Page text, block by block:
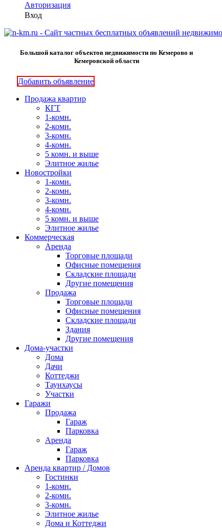
Авторизация
Вход
Большой каталог объектов недвижимости по Кемерово и
Кемеровской области
Добавить объявление
Продажа квартир
КГТ
1-комн.
2-комн.
3-комн.
4-комн.
5 комн. и выше
Элитное жилье
Новостройки
1-комн.
2-комн.
3-комн.
4-комн.
5 комн. и выше
Элитное жилье
Коммерческая
Аренда
Торговые площади
Офисные помещения
Складские площади
Другие помещения
Продажа
Торговые площади
Офисные помещения
Складские площади
Здания
Другие помещения
Дома-участки
Дома
Дачи
Коттеджи
Таунхаусы
Участки
Гаражи
Продажа
Гараж
Парковка
Аренда
Гараж
Парковка
Аренда квартир / Домов
Гостинки
1-комн.
2-комн.
3-комн.
Элитное жилье
Дома и Коттеджи